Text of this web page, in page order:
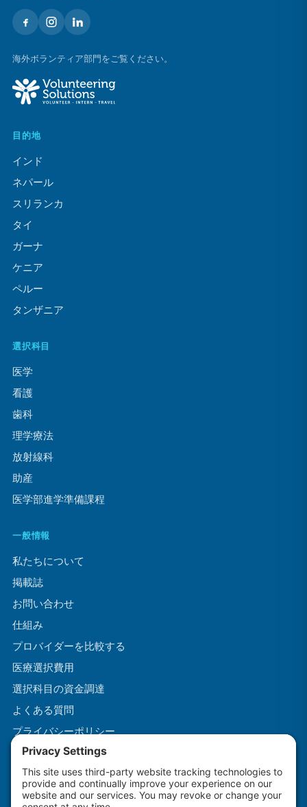
海外ボランティア部門をご覧ください。
目的地
インド
ネパール
スリランカ
タイ
ガーナ
ケニア
ペルー
タンザニア
選択科目
医学
看護
歯科
理学療法
放射線科
助産
医学部進学準備課程
一般情報
私たちについて
掲載誌
お問い合わせ
仕組み
プロバイダーを比較する
医療選択費用
選択科目の資金調達
よくある質問
プライバシーポリシー
利用規約
クッキーポリシー